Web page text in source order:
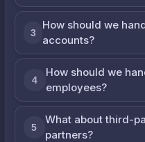
3
How should we
accounts?
4
How should we
employees?
5
What about third-
partners?